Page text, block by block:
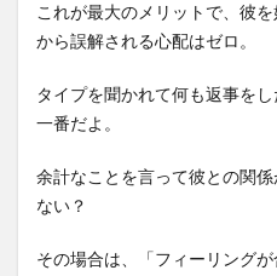
これが最大のメリットで、彼
から誤解される心配はゼロ。
タイプを聞かれて何も返事を
一番だよ。
余計なことを言って彼との関
ない？
その場合は、「フィーリング